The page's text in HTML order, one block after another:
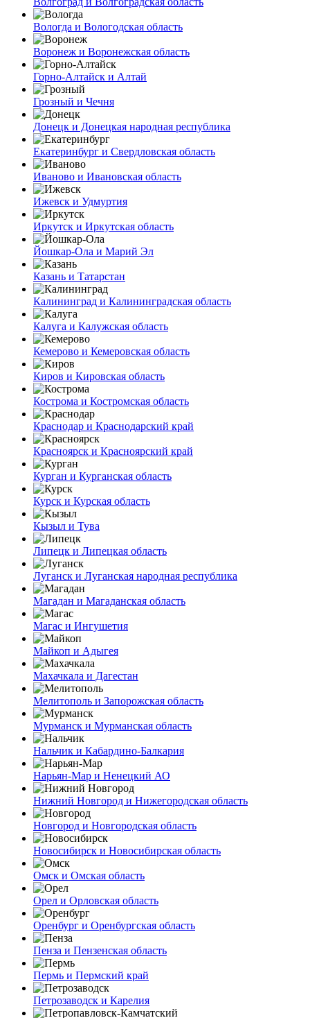
Вологда и Вологодская область
Воронеж и Воронежская область
Горно-Алтайск и Алтай
Грозный и Чечня
Донецк и Донецкая народная республика
Екатеринбург и Свердловская область
Иваново и Ивановская область
Ижевск и Удмуртия
Иркутск и Иркутская область
Йошкар-Ола и Марий Эл
Казань и Татарстан
Калининград и Калининградская область
Калуга и Калужская область
Кемерово и Кемеровская область
Киров и Кировская область
Кострома и Костромская область
Краснодар и Краснодарский край
Красноярск и Красноярский край
Курган и Курганская область
Курск и Курская область
Кызыл и Тува
Липецк и Липецкая область
Луганск и Луганская народная республика
Магадан и Магаданская область
Магас и Ингушетия
Майкоп и Адыгея
Махачкала и Дагестан
Мелитополь и Запорожская область
Мурманск и Мурманская область
Нальчик и Кабардино-Балкария
Нарьян-Мар и Ненецкий АО
Нижний Новгород и Нижегородская область
Новгород и Новгородская область
Новосибирск и Новосибирская область
Омск и Омская область
Орел и Орловская область
Оренбург и Оренбургская область
Пенза и Пензенская область
Пермь и Пермский край
Петрозаводск и Карелия